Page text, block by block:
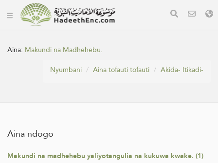
Aina: Makundi na Madhehebu.
Nyumbani
Aina tofauti tofauti Akida- Itikadi-
Aina ndogo
Makundi na madhehebu yaliyotangulia na kukuwa kwake. (1)